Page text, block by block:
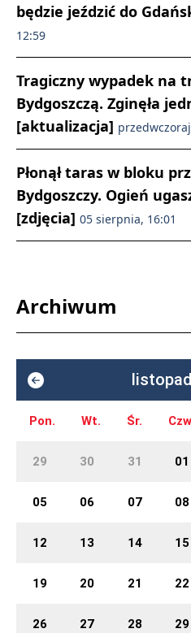
będzie jeździć do
12:59
Tragiczny wypadek na
Bydgoszczą. Zginęła
[aktualizacja]
Płonął taras w bloku
Bydgoszczy. Ogień
[zdjęcia] 05 sierpnia, 16:01
Archiwum
Pon. Wt. Śr.
29 30 31 01
05 06 07 08
12 13 14 15
19 20 21 22
26 27 28 29